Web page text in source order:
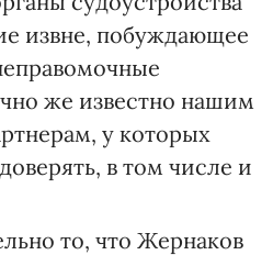
извне, побуждающее
же известно нашим
у которых
в том числе и
то, что Жернаков